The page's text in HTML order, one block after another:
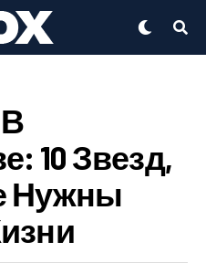
10 Звезд,
Нужны